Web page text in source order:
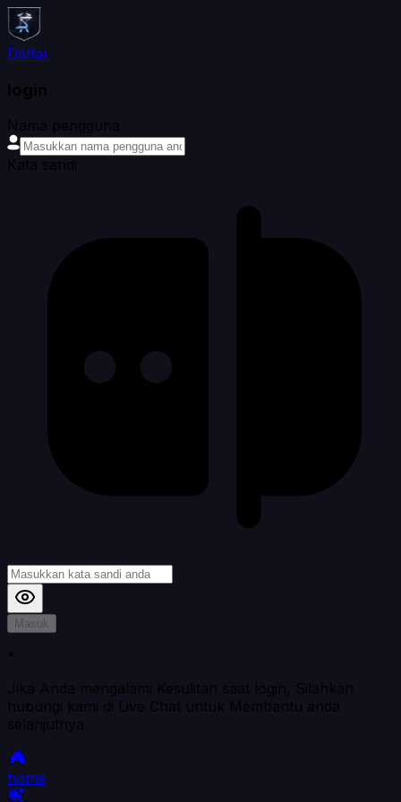
Daftar
login
Nama pengguna
Kata sandi
Masuk
*
Jika Anda mengalami Kesulitan saat login, Silahkan
hubungi kami di Live Chat untuk Membantu anda
selanjutnya
home